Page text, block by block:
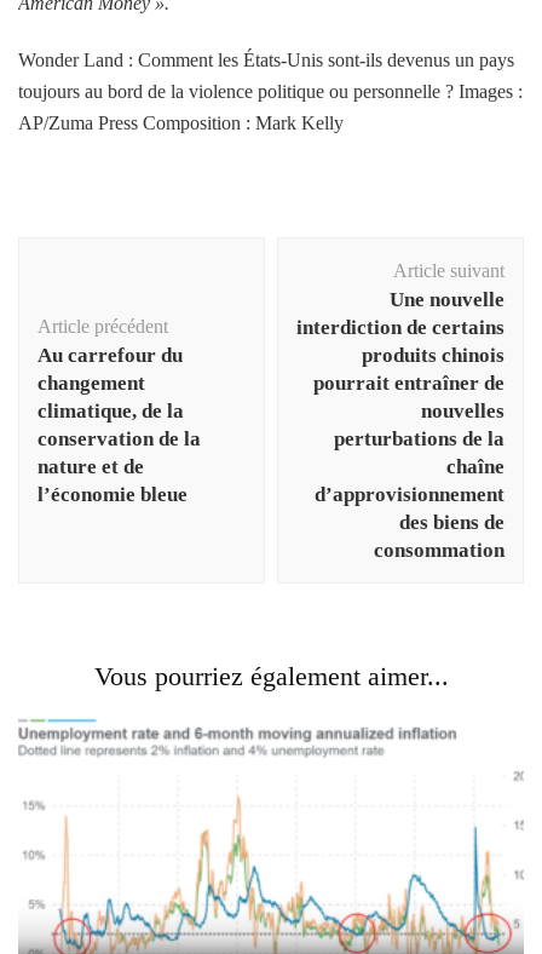
Wonder Land : Comment les États-Unis sont-ils devenus un pays
toujours au bord de la violence politique ou personnelle ? Images :
AP/Zuma Press Composition : Mark Kelly
Article précédent
Au carrefour du
changement
climatique, de la
conservation de la
nature et de
l’économie bleue
Article suivant
Une nouvelle
interdiction de certains
produits chinois
pourrait entraîner de
nouvelles
perturbations de la
chaîne
d’approvisionnement
des biens de
consommation
Vous pourriez également aimer...